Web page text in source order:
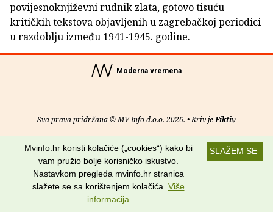
povijesnoknjiževni rudnik zlata, gotovo tisuću
kritičkih tekstova objavljenih u zagrebačkoj periodici
u razdoblju između 1941-1945. godine.
Moderna vremena
Sva prava pridržana © MV Info d.o.o. 2026. • Kriv jeFiktiv
O nama • Pomoć• Uvjeti korištenja• RSS kanali
Potraži nas na:
SLAŽEM SE
Mvinfo.hr koristi kolačiće („cookies“) kako bi
vam pružio bolje korisničko iskustvo.
Nastavkom pregleda mvinfo.hr stranica
slažete se sa korištenjem kolačića. Više
informacija